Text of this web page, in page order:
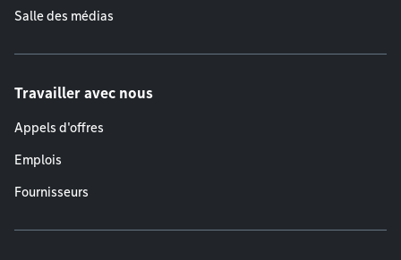
Salle des médias
Travailler avec nous
Appels d'offres
Emplois
Fournisseurs